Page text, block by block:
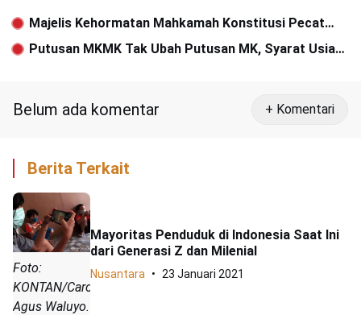
Majelis Kehormatan Mahkamah Konstitusi Pecat
Ketua MK Anwar Usman atas Pelanggaran Etik
Putusan MKMK Tak Ubah Putusan MK, Syarat Usia
Belum ada komentar + Komentari
Berita Terkait
Foto:
KONTAN/Carolus
Agus Waluyo.
Mayoritas Penduduk di Indonesia Saat Ini
dari Generasi Z dan Milenial
Nusantara 23 Januari 2021